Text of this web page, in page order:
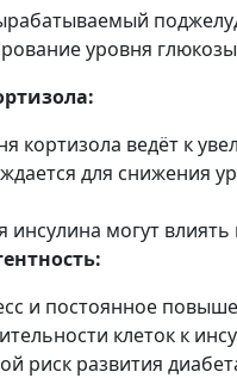
уровня
кортизола ведёт к
для снижения
могут влиять
и постоянное
клеток к
риск развития